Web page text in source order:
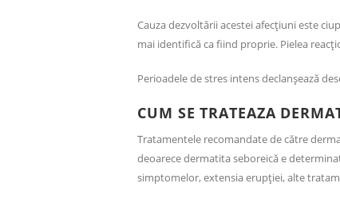
Cauza dezvoltării acestei afecțiuni este
mai identifică ca fiind proprie. Pielea
Perioadele de stres intens declanșează
CUM SE TRATEAZA
Tratamentele recomandate de către
deoarece dermatita seboreică e
simptomelor, extensia erupției, alte